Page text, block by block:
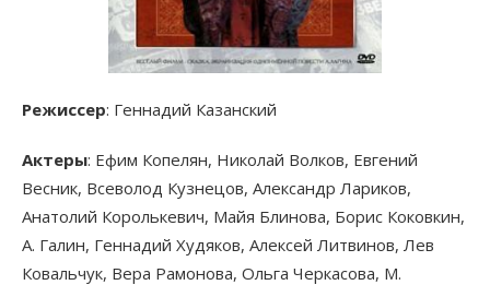
Режиссер: Геннадий Казанский
Актеры: Ефим Копелян, Николай Волков, Евгений
Весник, Всеволод Кузнецов, Александр Лариков,
Анатолий Королькевич, Майя Блинова, Борис Коковкин,
А. Галин, Геннадий Худяков, Алексей Литвинов, Лев
Ковальчук, Вера Рамонова, Ольга Черкасова, М.